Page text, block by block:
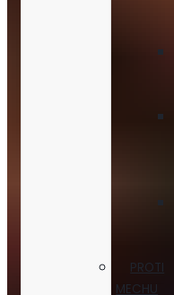
PROTI
MECHU